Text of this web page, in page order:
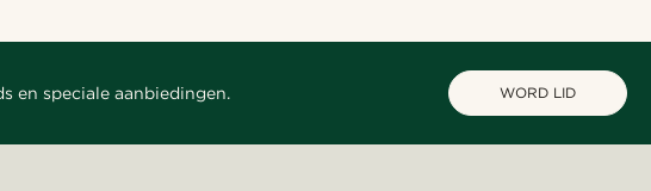
en speciale aanbiedingen. WORD LID